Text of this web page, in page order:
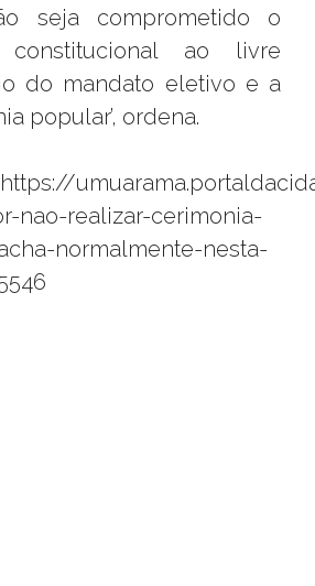
seja comprometido o
constitucional ao livre
do mandato eletivo e a
popular’, ordena.
nao-realizar-cerimonia-
normalmente-nesta-